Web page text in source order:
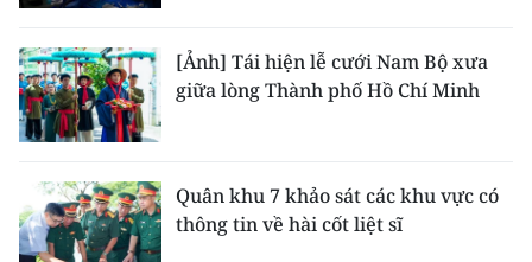
[Ảnh] Tái hiện lễ cưới Nam Bộ xưa
giữa lòng Thành phố Hồ Chí Minh
Quân khu 7 khảo sát các khu vực có
thông tin về hài cốt liệt sĩ